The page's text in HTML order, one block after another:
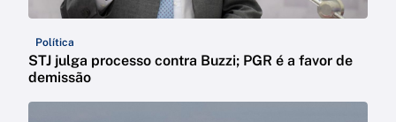
Política
STJ julga processo contra Buzzi; PGR é a favor de
demissão